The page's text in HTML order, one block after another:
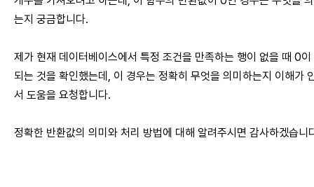
는지 궁금합니다.
제가 현재 데이터베이스에서 특정 조건을 만족하는 행이 없을 때 0이
되는 것을 확인했는데, 이 경우는 정확히 무엇을 의미하는지 이해가
서 도움을 요청합니다.
정확한 반환값의 의미와 처리 방법에 대해 알려주시면 감사하겠습니